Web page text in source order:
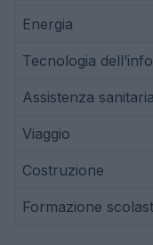
Energia
Tecnologia
Assistenza sanitaria
Viaggio
Costruzione
Formazione